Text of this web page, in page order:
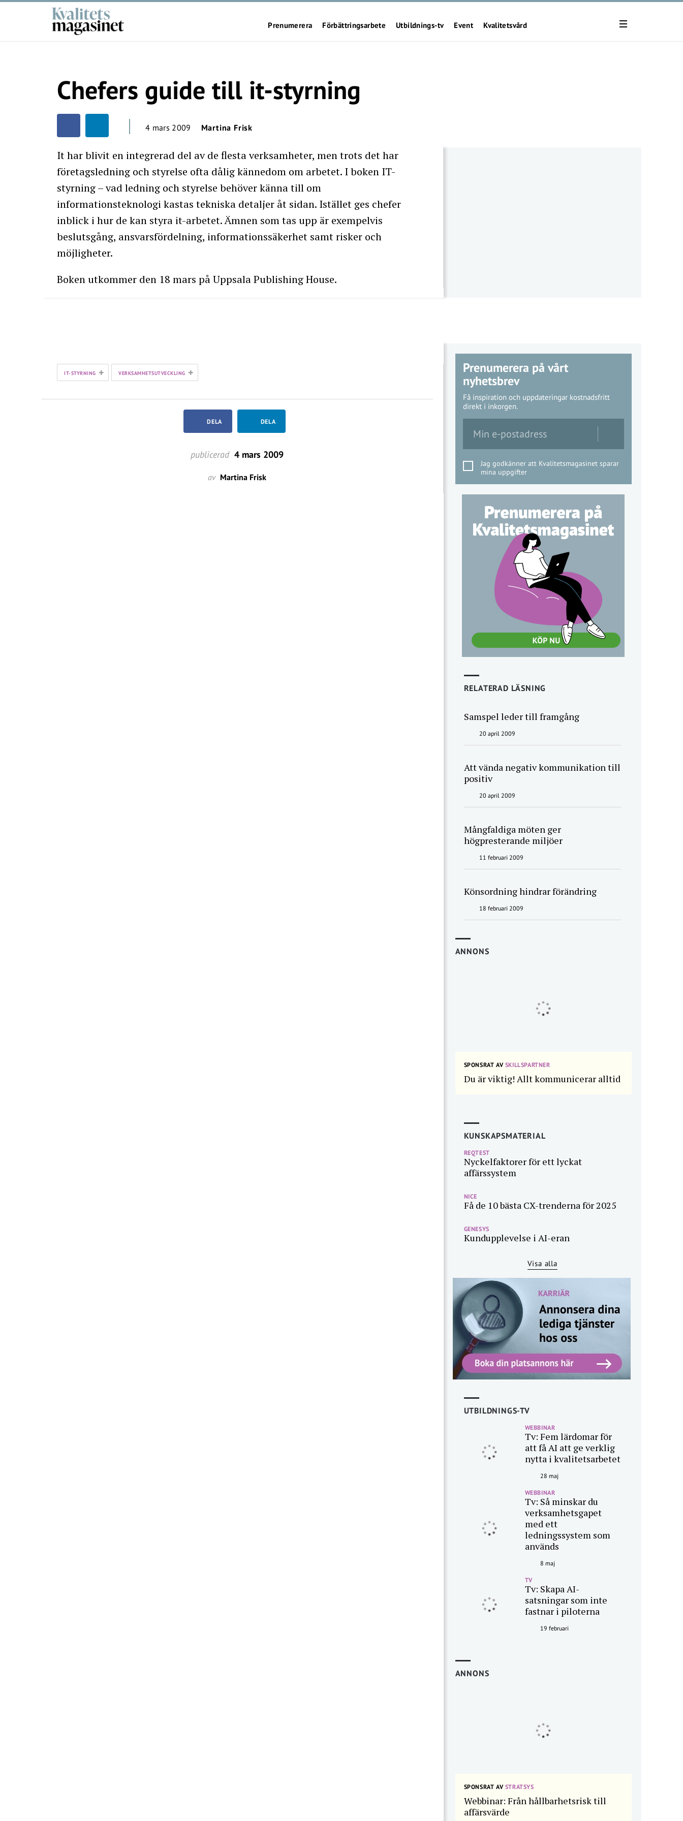
Prenumerera Förbättringsarbete Utbildnings-tv Event Kvalitetsvård
Chefers guide till it-styrning
4 mars 2009 Martina Frisk
It har blivit en integrerad del av de flesta verksamheter, men trots det har
företagsledning och styrelse ofta dålig kännedom om arbetet. I boken IT-
styrning – vad ledning och styrelse behöver känna till om
informationsteknologi kastas tekniska detaljer åt sidan. Istället ges chefer
inblick i hur de kan styra it-arbetet. Ämnen som tas upp är exempelvis
beslutsgång, ansvarsfördelning, informationssäkerhet samt risker och
möjligheter.
Boken utkommer den 18 mars på Uppsala Publishing House.
IT-STYRNING + VERKSAMHETSUTVECKLING +
DELA DELA
publicerad 4 mars 2009
av Martina Frisk
Prenumerera på vårt
nyhetsbrev
Få inspiration och uppdateringar kostnadsfritt
direkt i inkorgen.
Jag godkänner att Kvalitetsmagasinet sparar
mina uppgifter
RELATERAD LÄSNING
Samspel leder till framgång
20 april 2009
Att vända negativ kommunikation till
positiv
20 april 2009
Mångfaldiga möten ger
högpresterande miljöer
11 februari 2009
Könsordning hindrar förändring
18 februari 2009
ANNONS
SPONSRAT AVSKILLSPARTNER
Du är viktig! Allt kommunicerar alltid
KUNSKAPSMATERIAL
REQTEST
Nyckelfaktorer för ett lyckat
affärssystem
NICE
Få de 10 bästa CX-trenderna för 2025
GENESYS
Kundupplevelse i AI-eran
Visa alla
UTBILDNINGS-TV
WEBBINAR
Tv: Fem lärdomar för
att få AI att ge verklig
nytta i kvalitetsarbetet
28 maj
WEBBINAR
Tv: Så minskar du
verksamhetsgapet
med ett
ledningssystem som
används
8 maj
TV
Tv: Skapa AI-
satsningar som inte
fastnar i piloterna
19 februari
ANNONS
SPONSRAT AVSTRATSYS
Webbinar: Från hållbarhetsrisk till
affärsvärde